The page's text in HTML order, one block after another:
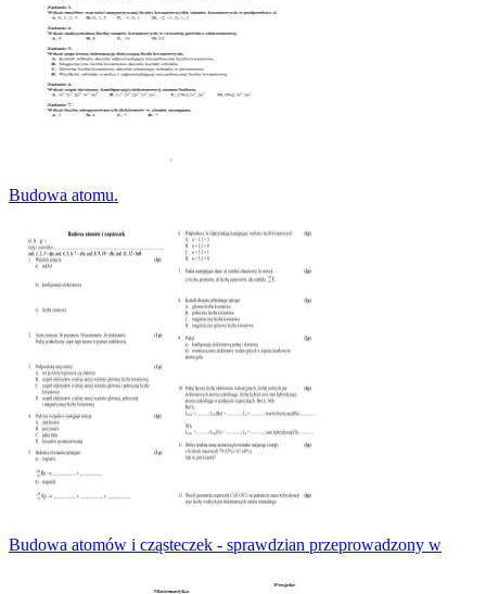
Budowa atomu.
Budowa atomów i cząsteczek - sprawdzian przeprowadzony w